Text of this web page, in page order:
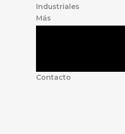
Industriales
Más
Contacto